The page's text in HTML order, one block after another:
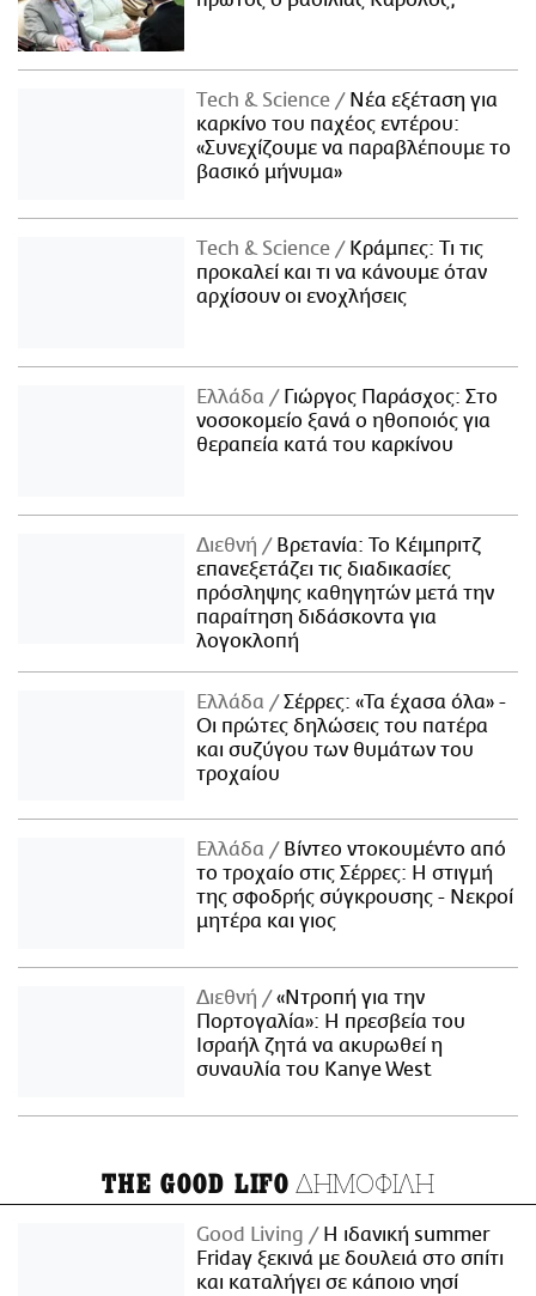
Τech & Science
Νέα εξέταση για
καρκίνο του παχέος εντέρου:
«Συνεχίζουμε να παραβλέπουμε το
βασικό μήνυμα»
Τech & Science
Κράμπες: Τι τις
προκαλεί και τι να κάνουμε όταν
αρχίσουν οι ενοχλήσεις
Ελλάδα
Γιώργος Παράσχος: Στο
νοσοκομείο ξανά ο ηθοποιός για
θεραπεία κατά του καρκίνου
Διεθνή
Βρετανία: Το Κέιμπριτζ
επανεξετάζει τις διαδικασίες
πρόσληψης καθηγητών μετά την
παραίτηση διδάσκοντα για
λογοκλοπή
Ελλάδα
Σέρρες: «Τα έχασα όλα» -
Οι πρώτες δηλώσεις του πατέρα
και συζύγου των θυμάτων του
τροχαίου
Ελλάδα
Βίντεο ντοκουμέντο από
το τροχαίο στις Σέρρες: Η στιγμή
της σφοδρής σύγκρουσης - Νεκροί
μητέρα και γιος
Διεθνή
«Ντροπή για την
Πορτογαλία»: Η πρεσβεία του
Ισραήλ ζητά να ακυρωθεί η
συναυλία του Kanye West
THE GOOD LIFO ΔΗΜΟΦΙΛΗ
Good Living
Η ιδανική summer
Friday ξεκινά με δουλειά στο σπίτι
και καταλήγει σε κάποιο νησί